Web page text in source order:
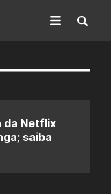
da Netflix
saiba